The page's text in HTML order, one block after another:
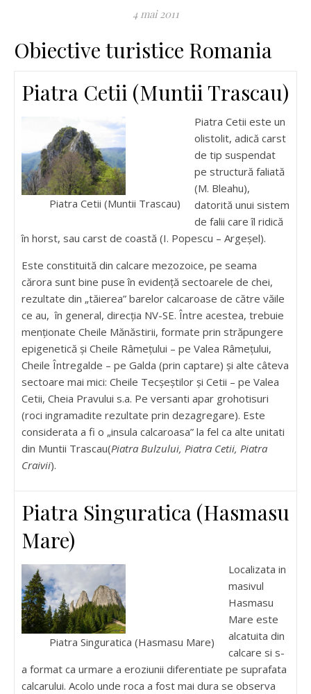
4 mai 2011
Obiective turistice Romania
Piatra Cetii (Muntii Trascau)
Piatra Cetii (Muntii Trascau)
Piatra Cetii este un
olistolit, adică carst
de tip suspendat
pe structură faliată
(M. Bleahu),
datorită unui sistem
de falii care îl ridică
în horst, sau carst de coastă (I. Popescu – Argeşel).
Este constituită din calcare mezozoice, pe seama
cărora sunt bine puse în evidenţă sectoarele de chei,
rezultate din „tăierea” barelor calcaroase de către văile
ce au, în general, direcţia NV-SE. Între acestea, trebuie
menţionate Cheile Mănăstirii, formate prin străpungere
epigenetică şi Cheile Râmeţului – pe Valea Râmeţului,
Cheile Întregalde – pe Galda (prin captare) şi alte câteva
sectoare mai mici: Cheile Tecşeştilor şi Cetii – pe Valea
Cetii, Cheia Pravului s.a. Pe versanti apar grohotisuri
(roci ingramadite rezultate prin dezagregare). Este
considerata a fi o „insula calcaroasa” la fel ca alte unitati
din Muntii Trascau(Piatra Bulzului, Piatra Cetii, Piatra
Craivii).
Piatra Singuratica (Hasmasu
Mare)
Piatra Singuratica (Hasmasu Mare)
Localizata in
masivul
Hasmasu
Mare este
alcatuita din
calcare si s-
a format ca urmare a eroziunii diferentiate pe suprafata
calcarului. Acolo unde roca a fost mai dura se observa